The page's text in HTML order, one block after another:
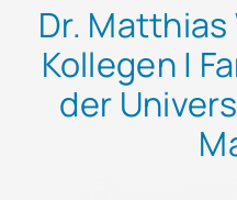
Dr. Matthias
Kollegen |
der